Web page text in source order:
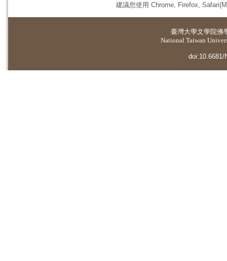
建議您使用 Chrome, Firefox,
臺灣大學文學院佛
National Taiwan
doi:10.6681/